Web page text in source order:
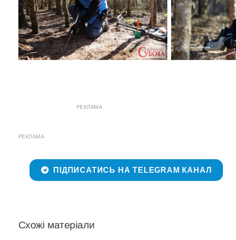
РЕКЛАМА
РЕКЛАМА
ПІДПИСАТИСЬ НА TELEGRAM КАНАЛ
Схожі матеріали